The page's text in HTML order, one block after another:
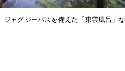
ャグジーバスを備えた「東雲風呂」